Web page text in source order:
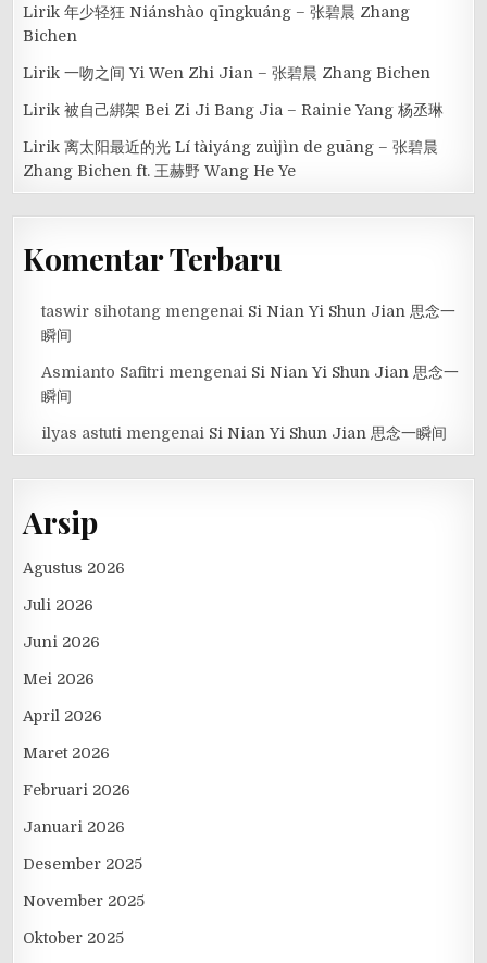
Lirik 年少轻狂 Niánshào qīngkuáng – 张碧晨 Zhang
Bichen
Lirik 一吻之间 Yi Wen Zhi Jian – 张碧晨 Zhang Bichen
Lirik 被自己綁架 Bei Zi Ji Bang Jia – Rainie Yang 杨丞琳
Lirik 离太阳最近的光 Lí tàiyáng zuìjìn de guāng – 张碧晨
Zhang Bichen ft. 王赫野 Wang He Ye
Komentar Terbaru
taswir sihotang mengenai Si Nian Yi Shun Jian 思念一
瞬间
Asmianto Safitri mengenai Si Nian Yi Shun Jian 思念一
瞬间
ilyas astuti mengenai Si Nian Yi Shun Jian 思念一瞬间
Arsip
Agustus 2026
Juli 2026
Juni 2026
Mei 2026
April 2026
Maret 2026
Februari 2026
Januari 2026
Desember 2025
November 2025
Oktober 2025